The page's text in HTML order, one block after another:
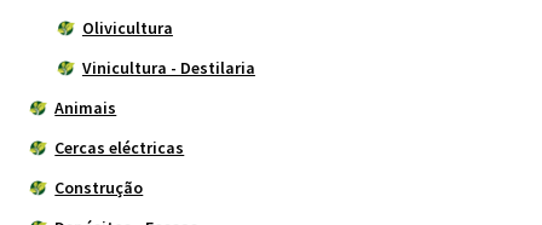
Olivicultura
Vinicultura - Destilaria
Animais
Cercas eléctricas
Construção